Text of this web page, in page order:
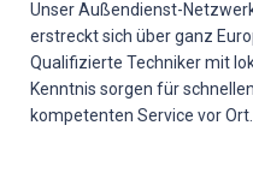
Unser Außendienst-
erstreckt sich über ganz
Qualifizierte Techniker mit
Kenntnis sorgen für
kompetenten Service vor Ort.